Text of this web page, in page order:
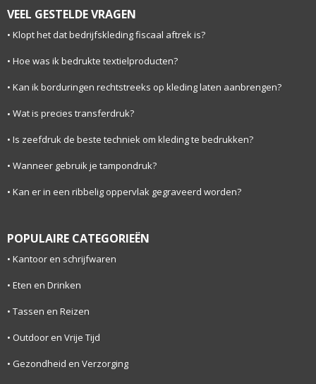
VEEL GESTELDE VRAGEN
Klopt het dat bedrijfskleding fiscaal aftrek is?
Hoe was ik bedrukte textielproducten?
Kan ik borduringen rechtstreeks op kleding laten aanbrengen?
Wat is precies transferdruk?
Is zeefdruk de beste techniek om kleding te bedrukken?
Wanneer gebruik je tampondruk?
Kan er in een ribbelig oppervlak gegraveerd worden?
POPULAIRE CATEGORIEËN
Kantoor en schrijfwaren
Eten en Drinken
Tassen en Reizen
Outdoor en Vrije Tijd
Gezondheid en Verzorging